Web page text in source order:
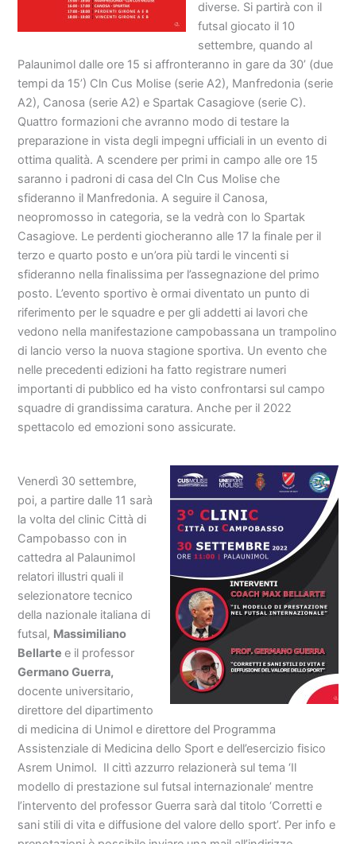
diverse. Si partirà con il
futsal giocato il 10
settembre, quando al
Palaunimol dalle ore 15 si affronteranno in gare da 30’ (due
tempi da 15’) Cln Cus Molise (serie A2), Manfredonia (serie
A2), Canosa (serie A2) e Spartak Casagiove (serie C).
Quattro formazioni che avranno modo di testare la
preparazione in vista degli impegni ufficiali in un evento di
ottima qualità. A scendere per primi in campo alle ore 15
saranno i padroni di casa del Cln Cus Molise che
sfideranno il Manfredonia. A seguire il Canosa,
neopromosso in categoria, se la vedrà con lo Spartak
Casagiove. Le perdenti giocheranno alle 17 la finale per il
terzo e quarto posto e un’ora più tardi le vincenti si
sfideranno nella finalissima per l’assegnazione del primo
posto. L’evento sportivo è ormai diventato un punto di
riferimento per le squadre e per gli addetti ai lavori che
vedono nella manifestazione campobassana un trampolino
di lancio verso la nuova stagione sportiva. Un evento che
nelle precedenti edizioni ha fatto registrare numeri
importanti di pubblico ed ha visto confrontarsi sul campo
squadre di grandissima caratura. Anche per il 2022
spettacolo ed emozioni sono assicurate.
Venerdì 30 settembre,
poi, a partire dalle 11 sarà
la volta del clinic Città di
Campobasso con in
cattedra al Palaunimol
relatori illustri quali il
selezionatore tecnico
della nazionale italiana di
futsal, Massimiliano
Bellartee il professor
Germano Guerra,
docente universitario,
direttore del dipartimento
di medicina di Unimol e direttore del Programma
Assistenziale di Medicina dello Sport e dell’esercizio fisico
Asrem Unimol. Il cittì azzurro relazionerà sul tema ‘Il
modello di prestazione sul futsal internazionale’ mentre
l’intervento del professor Guerra sarà dal titolo ‘Corretti e
sani stili di vita e diffusione del valore dello sport’. Per info e